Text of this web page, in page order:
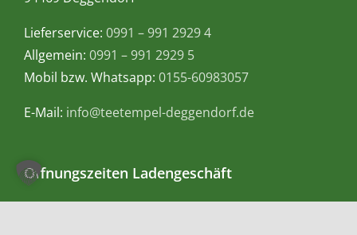
Lieferservice: 0991 – 991 2929 4
Allgemein: 0991 – 991 2929 5
Mobil bzw. Whatsapp: 0155-60983057
E-Mail: info@teetempel-deggendorf.de
Öffnungszeiten Ladengeschäft